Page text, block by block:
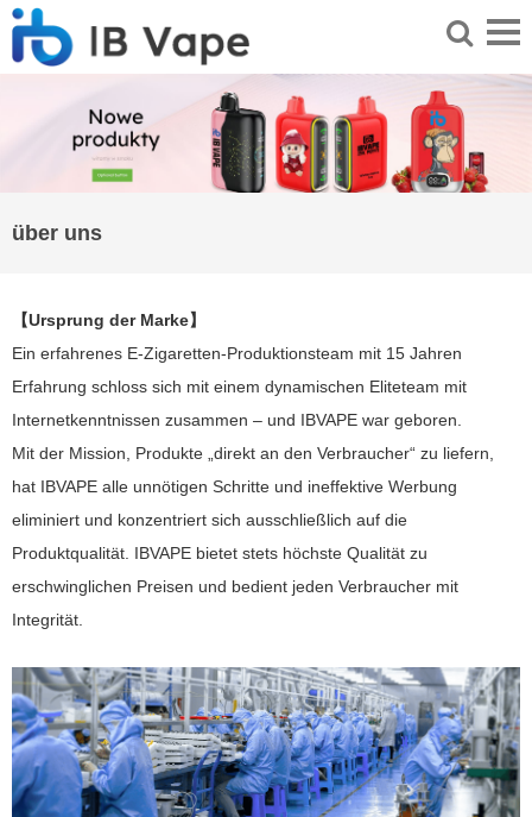
über uns
【Ursprung der Marke】
Ein erfahrenes E-Zigaretten-Produktionsteam mit 15 Jahren
Erfahrung schloss sich mit einem dynamischen Eliteteam mit
Internetkenntnissen zusammen – und IBVAPE war geboren.
Mit der Mission, Produkte „direkt an den Verbraucher“ zu liefern,
hat IBVAPE alle unnötigen Schritte und ineffektive Werbung
eliminiert und konzentriert sich ausschließlich auf die
Produktqualität. IBVAPE bietet stets höchste Qualität zu
erschwinglichen Preisen und bedient jeden Verbraucher mit
Integrität.